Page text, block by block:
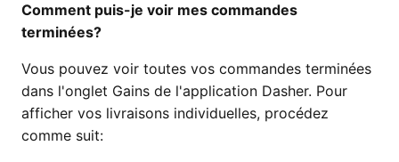
Comment puis-je voir mes commandes
terminées?
Vous pouvez voir toutes vos commandes terminées
dans l'onglet Gains de l'application Dasher. Pour
afficher vos livraisons individuelles, procédez
comme suit: